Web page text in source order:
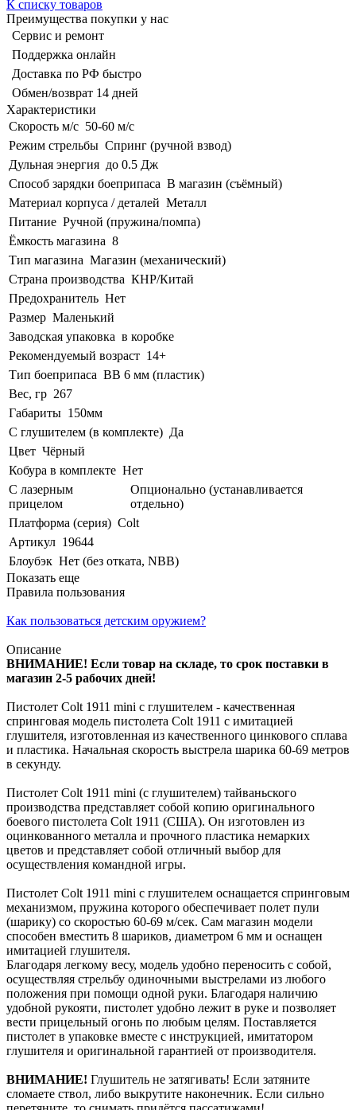
К списку товаров
Преимущества покупки у нас
Сервис и ремонт
Поддержка онлайн
Доставка по РФ быстро
Обмен/возврат 14 дней
Характеристики
Скорость м/с 50-60 м/с
Режим стрельбы Спринг (ручной взвод)
Дульная энергия до 0.5 Дж
Способ зарядки боеприпаса В магазин (съёмный)
Материал корпуса / деталей Металл
Питание Ручной (пружина/помпа)
Ёмкость магазина 8
Тип магазина Магазин (механический)
Страна производства КНР/Китай
Предохранитель Нет
Размер Маленький
Заводская упаковка в коробке
Рекомендуемый возраст 14+
Тип боеприпаса BB 6 мм (пластик)
Вес, гр 267
Габариты 150мм
С глушителем (в комплекте) Да
Цвет Чёрный
Кобура в комплекте Нет
С лазерным
прицелом
Опционально (устанавливается
отдельно)
Платформа (серия) Colt
Артикул 19644
Блоубэк Нет (без отката, NBB)
Показать еще
Правила пользования
Как пользоваться детским оружием?
Описание
ВНИМАНИЕ! Если товар на складе, то срок поставки в
магазин 2-5 рабочих дней!
Пистолет Colt 1911 mini с глушителем - качественная
спринговая модель пистолета Colt 1911 с имитацией
глушителя, изготовленная из качественного цинкового сплава
и пластика. Начальная скорость выстрела шарика 60-69 метров
в секунду.
Пистолет Colt 1911 mini (с глушителем) тайваньского
производства представляет собой копию оригинального
боевого пистолета Colt 1911 (США). Он изготовлен из
оцинкованного металла и прочного пластика немарких
цветов и представляет собой отличный выбор для
осуществления командной игры.
Пистолет Colt 1911 mini с глушителем оснащается спринговым
механизмом, пружина которого обеспечивает полет пули
(шарику) со скоростью 60-69 м/сек. Сам магазин модели
способен вместить 8 шариков, диаметром 6 мм и оснащен
имитацией глушителя.
Благодаря легкому весу, модель удобно переносить с собой,
осуществляя стрельбу одиночными выстрелами из любого
положения при помощи одной руки. Благодаря наличию
удобной рукояти, пистолет удобно лежит в руке и позволяет
вести прицельный огонь по любым целям. Поставляется
пистолет в упаковке вместе с инструкцией, имитатором
глушителя и оригинальной гарантией от производителя.
ВНИМАНИЕ! Глушитель не затягивать! Если затяните
сломаете ствол, либо выкрутите наконечник. Если сильно